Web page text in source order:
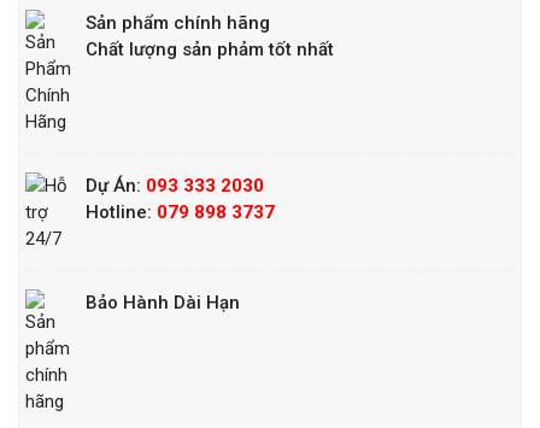
Sản phẩm chính hãng
Chất lượng sản phảm tốt nhất
Dự Án: 093 333 2030
Hotline: 079 898 3737
Bảo Hành Dài Hạn